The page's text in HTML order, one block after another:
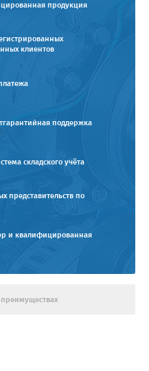
продукция
клиентов
поддержка
складского учёта
представительств по
и квалифицированная